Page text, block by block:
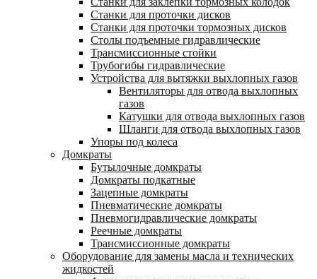
Станки для проточки дисков
Станки для проточки тормозных дисков
Столы подъемные гидравлические
Трансмиссионные стойки
Трубогибы гидравлические
Устройства для вытяжки выхлопных газов
Вентиляторы для отвода выхлопных
газов
Катушки для отвода выхлопных газов
Шланги для отвода выхлопных газов
Упоры под колеса
Домкраты
Бутылочные домкраты
Домкраты подкатные
Зацепные домкраты
Пневматические домкраты
Пневмогидравлические домкраты
Реечные домкраты
Трансмиссионные домкраты
Оборудование для замены масла и технических
жидкостей